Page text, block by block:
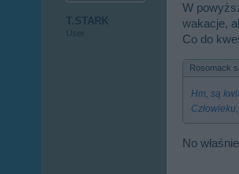
T.STARK
User
W
wakacje,
Co do
Rosomack
Hm, są
No